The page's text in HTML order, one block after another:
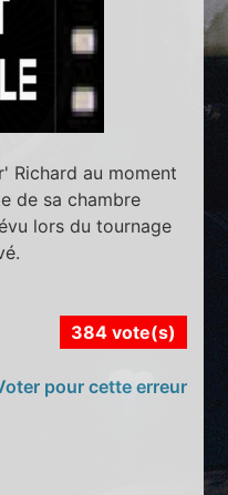
Richard au moment
de sa chambre
lors du tournage
384 vote(s)
pour cette erreur